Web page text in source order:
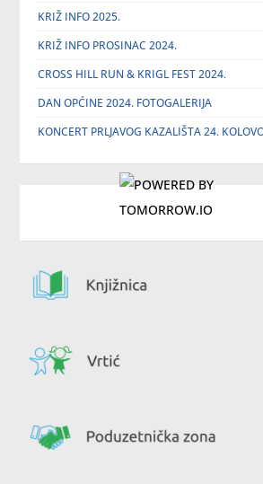
KRIŽ INFO 2025.
KRIŽ INFO PROSINAC 2024.
CROSS HILL RUN & KRIGL FEST 2024.
DAN OPĆINE 2024. FOTOGALERIJA
KONCERT PRLJAVOG KAZALIŠTA 24.